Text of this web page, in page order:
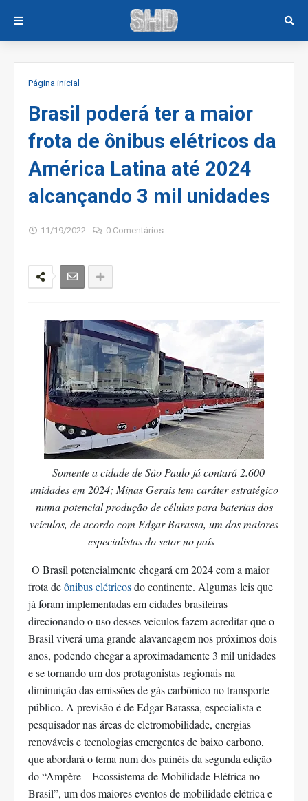
Página inicial
Brasil poderá ter a maior
frota de ônibus elétricos da
América Latina até 2024
alcançando 3 mil unidades
11/19/2022 0 Comentários
Somente a cidade de São Paulo já contará 2.600
unidades em 2024; Minas Gerais tem caráter estratégico
numa potencial produção de células para baterias dos
veículos, de acordo com Edgar Barassa, um dos maiores
especialistas do setor no país
O Brasil potencialmente chegará em 2024 com a maior
frota deônibus elétricosdo continente. Algumas leis que
já foram implementadas em cidades brasileiras
direcionando o uso desses veículos fazem acreditar que o
Brasil viverá uma grande alavancagem nos próximos dois
anos, podendo chegar a aproximadamente 3 mil unidades
e se tornando um dos protagonistas regionais na
diminuição das emissões de gás carbônico no transporte
público. A previsão é de Edgar Barassa, especialista e
pesquisador nas áreas de eletromobilidade, energias
renováveis e tecnologias emergentes de baixo carbono,
que abordará o tema num dos painéis da segunda edição
do “Ampère – Ecossistema de Mobilidade Elétrica no
Brasil”, um dos maiores eventos de mobilidade elétrica e